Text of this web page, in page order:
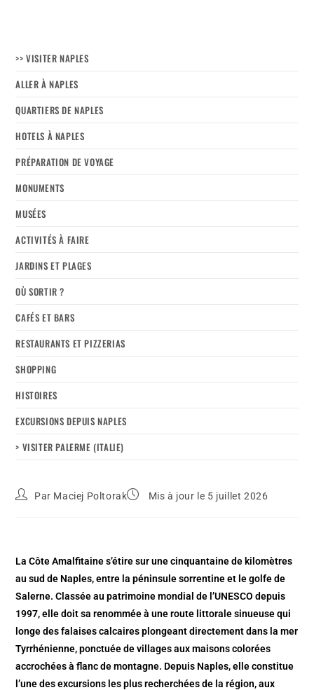
>> VISITER NAPLES
ALLER À NAPLES
QUARTIERS DE NAPLES
HOTELS À NAPLES
PRÉPARATION DE VOYAGE
MONUMENTS
MUSÉES
ACTIVITÉS À FAIRE
JARDINS ET PLAGES
OÙ SORTIR ?
CAFÉS ET BARS
RESTAURANTS ET PIZZERIAS
SHOPPING
HISTOIRES
EXCURSIONS DEPUIS NAPLES
> VISITER PALERME (ITALIE)
Par Maciej Poltorak Mis à jour le 5 juillet 2026
La Côte Amalfitaine s’étire sur une cinquantaine de kilomètres
au sud de Naples, entre la péninsule sorrentine et le golfe de
Salerne. Classée au patrimoine mondial de l’UNESCO depuis
1997, elle doit sa renommée à une route littorale sinueuse qui
longe des falaises calcaires plongeant directement dans la mer
Tyrrhénienne, ponctuée de villages aux maisons colorées
accrochées à flanc de montagne. Depuis Naples, elle constitue
l’une des excursions les plus recherchées de la région, aux